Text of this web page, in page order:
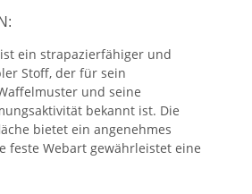
ein strapazierfähiger und
Stoff, der für sein
und seine
bekannt ist. Die
bietet ein angenehmes
feste Webart gewährleistet eine